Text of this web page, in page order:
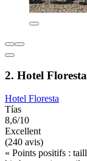
2. Hotel Floresta
Hotel Floresta
Tías
8,6/10
Excellent
(240 avis)
« Points positifs :